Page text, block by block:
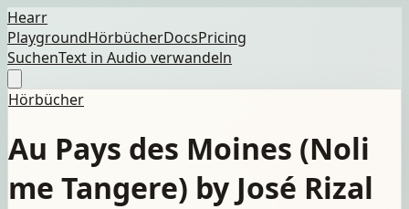
Hearr
PlaygroundHörbücherDocsPricing
SuchenText in Audio verwandeln
Hörbücher
Au Pays des Moines (Noli
me Tangere) by José Rizal